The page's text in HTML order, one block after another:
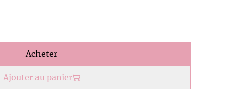
Acheter
Ajouter au panier